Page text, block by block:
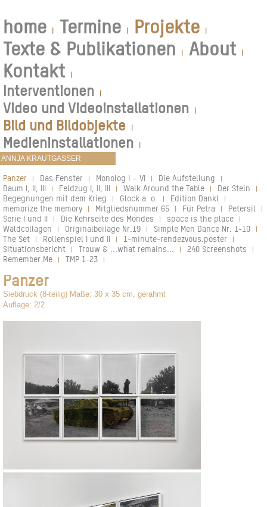
home | Termine | Projekte |
Texte & Publikationen | About |
Kontakt |
Interventionen |
Video und Videoinstallationen |
Bild und Bildobjekte |
Medieninstallationen |
Panzer | Das Fenster | Monolog I – VI | Die Aufstellung |
Baum I, II, III | Feldzug I, II, III | Walk Around the Table | Der Stein |
Begegnungen mit dem Krieg | Glock a. o. | Edition Dankl |
memorize the memory | Mitgliedsnummer 65 | Für Petra | Petersil |
Serie I und II | Die Kehrseite des Mondes | space is the place |
Waldcollagen | Originalbeilage Nr.19 | Simple Men Dance Nr. 1-10 |
The Set | Rollenspiel I und II | 1-minute-rendezvous.poster |
Situationsbericht | Trouw & ...what remains... | 240 Screenshots |
Remember Me | TMP 1-23 |
Panzer
Siebdruck (8-teilig) Maße: 30 x 35 cm, gerahmt
Auflage: 2/2